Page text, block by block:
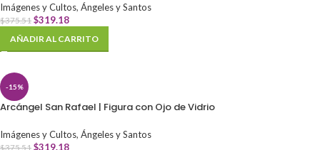
Imágenes y Cultos, Ángeles y Santos
$375.51 $319.18
AÑADIR AL CARRITO
-15%
Arcángel San Rafael | Figura con Ojo de Vidrio
Imágenes y Cultos, Ángeles y Santos
$375.51 $319.18